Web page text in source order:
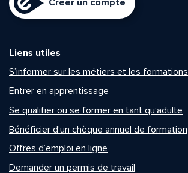
Créer un compte
Liens utiles
S’informer sur les métiers et les formations
Entrer en apprentissage
Se qualifier ou se former en tant qu’adulte
Bénéficier d’un chèque annuel de formation
Offres d’emploi en ligne
Demander un permis de travail